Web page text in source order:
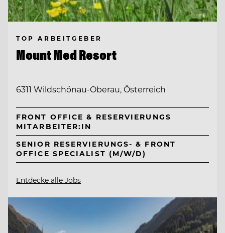
TOP ARBEITGEBER
Mount Med Resort
6311 Wildschönau-Oberau, Österreich
FRONT OFFICE & RESERVIERUNGS
MITARBEITER:IN
SENIOR RESERVIERUNGS- & FRONT
OFFICE SPECIALIST (M/W/D)
Entdecke alle Jobs